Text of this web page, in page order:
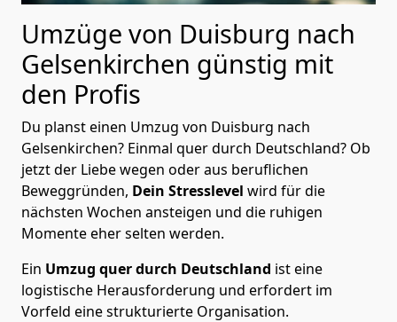
Umzüge von Duisburg nach
Gelsenkirchen günstig mit
den Profis
Du planst einen Umzug von Duisburg nach
Gelsenkirchen? Einmal quer durch Deutschland? Ob
jetzt der Liebe wegen oder aus beruflichen
Beweggründen, Dein Stresslevel wird für die
nächsten Wochen ansteigen und die ruhigen
Momente eher selten werden.
Ein Umzug quer durch Deutschland ist eine
logistische Herausforderung und erfordert im
Vorfeld eine strukturierte Organisation.